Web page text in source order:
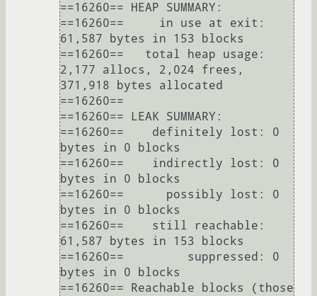
==16260== HEAP SUMMARY:
==16260==     in use at exit:
61,587 bytes in 153 blocks
==16260==   total heap usage:
2,177 allocs, 2,024 frees,
371,918 bytes allocated
==16260==
==16260== LEAK SUMMARY:
==16260==    definitely lost: 0
bytes in 0 blocks
==16260==    indirectly lost: 0
bytes in 0 blocks
==16260==      possibly lost: 0
bytes in 0 blocks
==16260==    still reachable:
61,587 bytes in 153 blocks
==16260==         suppressed: 0
bytes in 0 blocks
==16260== Reachable blocks (those